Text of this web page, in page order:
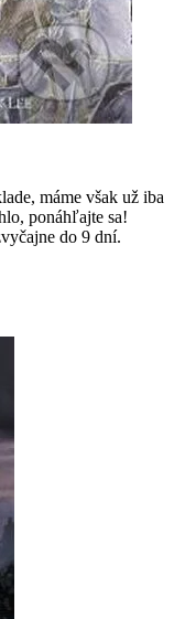
máme však už iba
ponáhľajte sa!
do 9 dní.